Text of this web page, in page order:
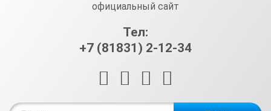
официальный сайт
Тел:
+7 (81831) 2-12-34
RSS E-mailВКонтакте